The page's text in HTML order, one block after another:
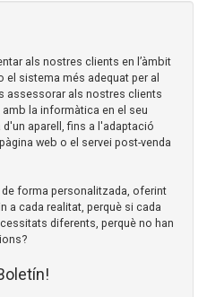
als nostres clients en l’àmbit
sistema més adequat per al
assessorar als nostres clients
la informàtica en el seu
aparell, fins a l'adaptació
web o el servei post-venda
forma personalitzada, oferint
a cada realitat, perquè si cada
diferents, perquè no han